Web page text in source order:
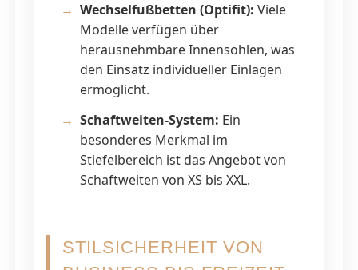
Wechselfußbetten (Optifit): Viele
Modelle verfügen über
herausnehmbare Innensohlen, was
den Einsatz individueller Einlagen
ermöglicht.
Schaftweiten-System: Ein
besonderes Merkmal im
Stiefelbereich ist das Angebot von
Schaftweiten von XS bis XXL.
STILSICHERHEIT VON